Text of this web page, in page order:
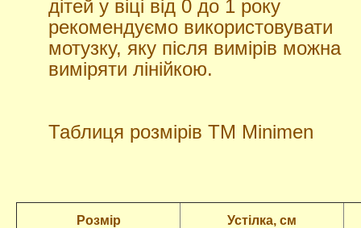
дітей у віці від 0 до 1 року
рекомендуємо використовувати
мотузку, яку після вимірів можна
виміряти лінійкою.
Таблиця розмірів ТМ Minimen
Розмір Устілка, см